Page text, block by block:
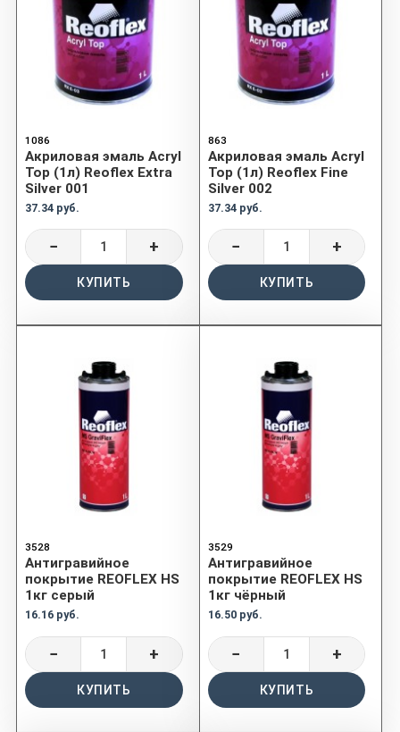
1086
Акриловая эмаль Acryl
Top (1л) Reoflex Extra
Silver 001
37.34 руб.
− +
КУПИТЬ
863
Акриловая эмаль Acryl
Top (1л) Reoflex Fine
Silver 002
37.34 руб.
− +
КУПИТЬ
3528
Антигравийное
покрытие REOFLEX HS
1кг серый
16.16 руб.
− +
КУПИТЬ
3529
Антигравийное
покрытие REOFLEX HS
1кг чёрный
16.50 руб.
− +
КУПИТЬ